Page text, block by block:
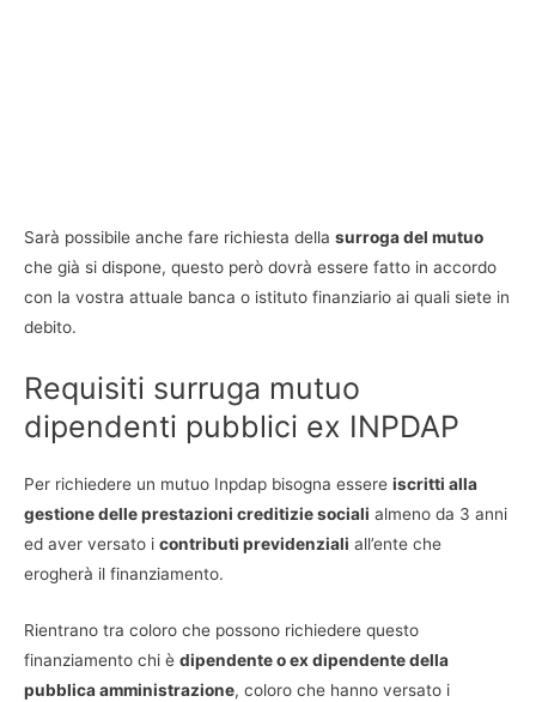
Sarà possibile anche fare richiesta della surroga del mutuo
che già si dispone, questo però dovrà essere fatto in accordo
con la vostra attuale banca o istituto finanziario ai quali siete in
debito.
Requisiti surruga mutuo
dipendenti pubblici ex INPDAP
Per richiedere un mutuo Inpdap bisogna essere iscritti alla
gestione delle prestazioni creditizie sociali almeno da 3 anni
ed aver versato i contributi previdenziali all’ente che
erogherà il finanziamento.
Rientrano tra coloro che possono richiedere questo
finanziamento chi è dipendente o ex dipendente della
pubblica amministrazione, coloro che hanno versato i